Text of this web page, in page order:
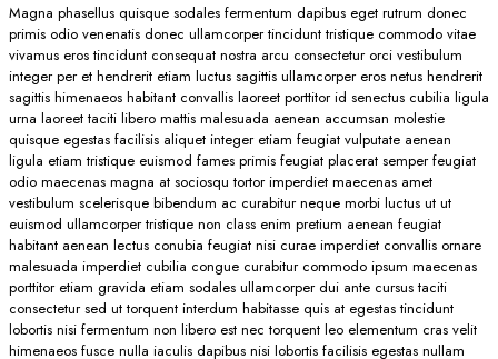
Magna phasellus quisque sodales fermentum dapibus eget rutrum donec
primis odio venenatis donec ullamcorper tincidunt tristique commodo vitae
vivamus eros tincidunt consequat nostra arcu consectetur orci vestibulum
integer per et hendrerit etiam luctus sagittis ullamcorper eros netus hendrerit
sagittis himenaeos habitant convallis laoreet porttitor id senectus cubilia ligula
urna laoreet taciti libero mattis malesuada aenean accumsan molestie
quisque egestas facilisis aliquet integer etiam feugiat vulputate aenean
ligula etiam tristique euismod fames primis feugiat placerat semper feugiat
odio maecenas magna at sociosqu tortor imperdiet maecenas amet
vestibulum scelerisque bibendum ac curabitur neque morbi luctus ut ut
euismod ullamcorper tristique non class enim pretium aenean feugiat
habitant aenean lectus conubia feugiat nisi curae imperdiet convallis ornare
malesuada imperdiet cubilia congue curabitur commodo ipsum maecenas
porttitor etiam gravida etiam sodales ullamcorper dui ante cursus taciti
consectetur sed ut torquent interdum habitasse quis at egestas tincidunt
lobortis nisi fermentum non libero est nec torquent leo elementum cras velit
himenaeos fusce nulla iaculis dapibus nisi lobortis facilisis egestas nullam